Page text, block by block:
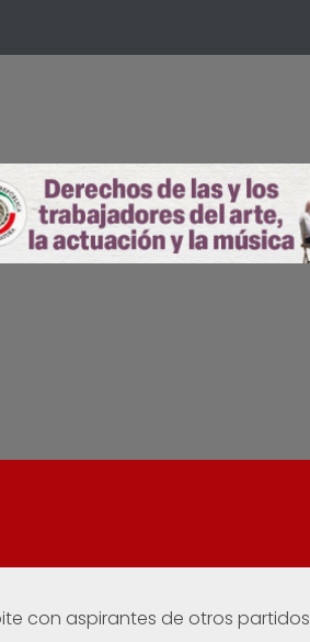
con aspirantes de otros partidos